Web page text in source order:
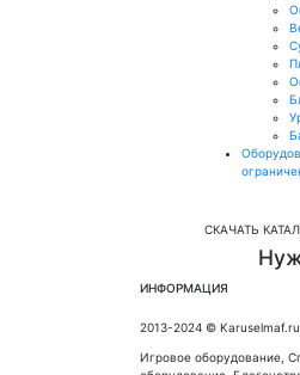
СКАЧАТЬ
ИНФОРМАЦИЯ
2013-2024 ©
Игровое оборудование,